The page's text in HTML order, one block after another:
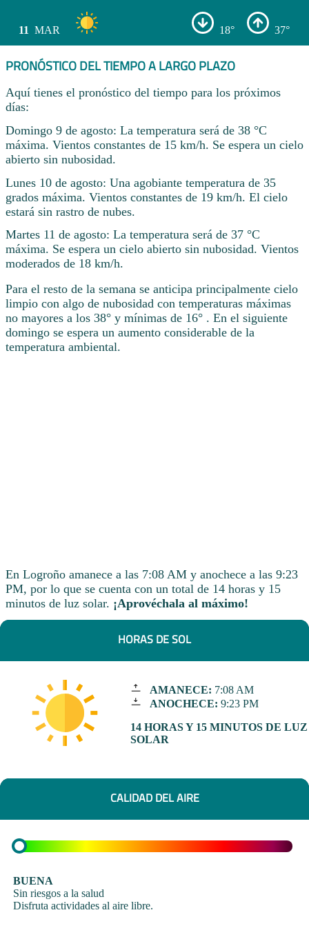
11 MAR 18° 37°
PRONÓSTICO DEL TIEMPO A LARGO PLAZO
Aquí tienes el pronóstico del tiempo para los próximos
días:
Domingo 9 de agosto: La temperatura será de 38 °C
máxima. Vientos constantes de 15 km/h. Se espera un cielo
abierto sin nubosidad.
Lunes 10 de agosto: Una agobiante temperatura de 35
grados máxima. Vientos constantes de 19 km/h. El cielo
estará sin rastro de nubes.
Martes 11 de agosto: La temperatura será de 37 °C
máxima. Se espera un cielo abierto sin nubosidad. Vientos
moderados de 18 km/h.
Para el resto de la semana se anticipa principalmente cielo
limpio con algo de nubosidad con temperaturas máximas
no mayores a los 38° y mínimas de 16° . En el siguiente
domingo se espera un aumento considerable de la
temperatura ambiental.
En Logroño amanece a las 7:08 AM y anochece a las 9:23
PM, por lo que se cuenta con un total de 14 horas y 15
minutos de luz solar. ¡Aprovéchala al máximo!
HORAS DE SOL
AMANECE: 7:08 AM
ANOCHECE: 9:23 PM
14 HORAS Y 15 MINUTOS DE LUZ
SOLAR
CALIDAD DEL AIRE
BUENA
Sin riesgos a la salud
Disfruta actividades al aire libre.